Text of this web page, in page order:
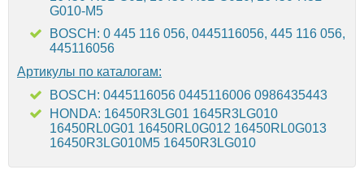
G010-M5
BOSCH: 0 445 116 056, 0445116056, 445 116 056,
445116056
Артикулы по каталогам:
BOSCH: 0445116056 0445116006 0986435443
HONDA: 16450R3LG01 1645R3LG010
16450RL0G01 16450RL0G012 16450RL0G013
16450R3LG010M5 16450R3LG010